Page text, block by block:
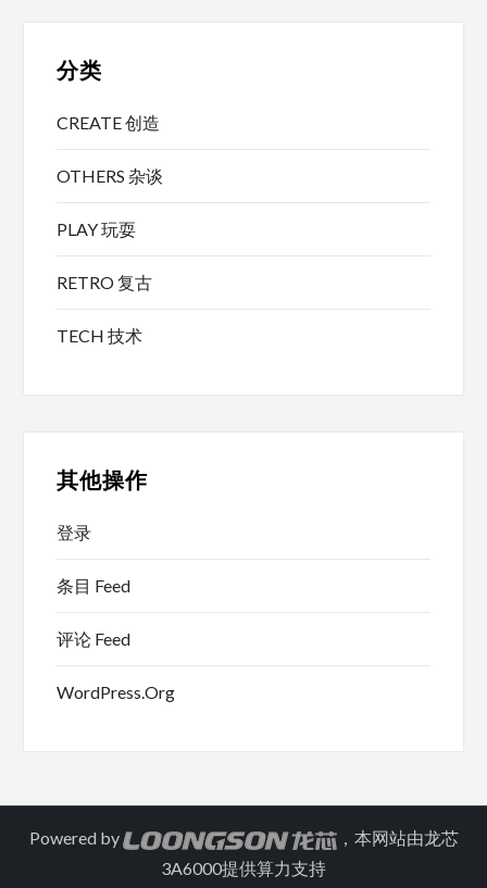
分类
CREATE 创造
OTHERS 杂谈
PLAY 玩耍
RETRO 复古
TECH 技术
其他操作
登录
条目 Feed
评论 Feed
WordPress.org
Powered by
，本网站由龙芯
3A6000提供算力支持